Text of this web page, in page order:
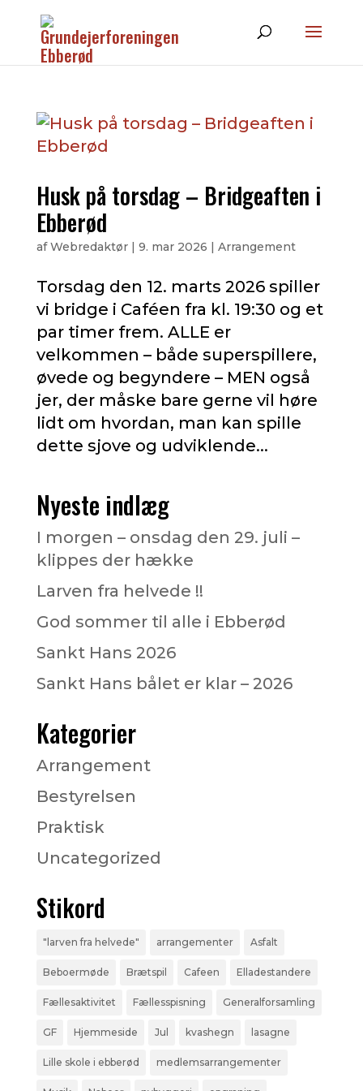
Husk på torsdag – Bridgeaften i
Ebberød
afWebredaktør| 9. mar 2026 | Arrangement
Torsdag den 12. marts 2026 spiller
vi bridge i Caféen fra kl. 19:30 og et
par timer frem. ALLE er
velkommen – både superspillere,
øvede og begyndere – MEN også
jer, der måske bare gerne vil høre
lidt om hvordan, man kan spille
dette sjove og udviklende...
Nyeste indlæg
I morgen – onsdag den 29. juli –
klippes der hække
Larven fra helvede !!
God sommer til alle i Ebberød
Sankt Hans 2026
Sankt Hans bålet er klar – 2026
Kategorier
Arrangement
Bestyrelsen
Praktisk
Uncategorized
Stikord
"larven fra helvede" arrangementer Asfalt
Beboermøde Brætspil Cafeen Elladestandere
Fællesaktivitet Fællesspisning Generalforsamling
GF Hjemmeside Jul kvashegn lasagne
Lille skole i ebberød medlemsarrangementer